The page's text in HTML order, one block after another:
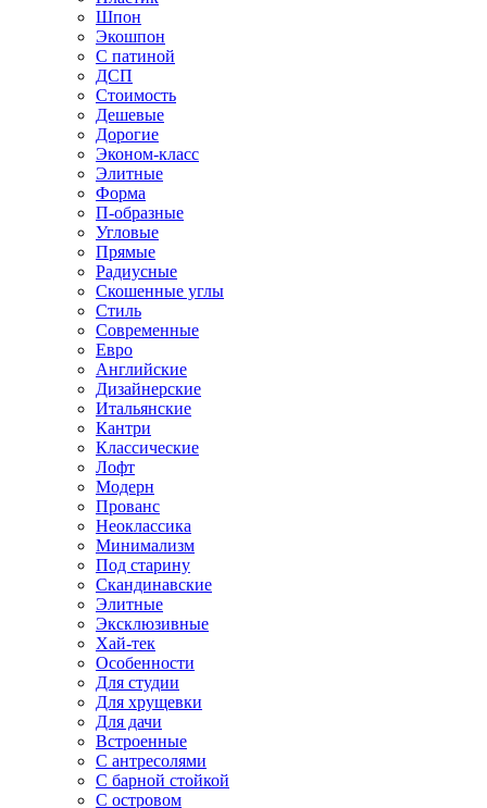
Шпон
Экошпон
С патиной
ДСП
Стоимость
Дешевые
Дорогие
Эконом-класс
Элитные
Форма
П-образные
Угловые
Прямые
Радиусные
Скошенные углы
Стиль
Современные
Евро
Английские
Дизайнерские
Итальянские
Кантри
Классические
Лофт
Модерн
Прованс
Неоклассика
Минимализм
Под старину
Скандинавские
Элитные
Эксклюзивные
Хай-тек
Особенности
Для студии
Для хрущевки
Для дачи
Встроенные
С антресолями
С барной стойкой
С островом